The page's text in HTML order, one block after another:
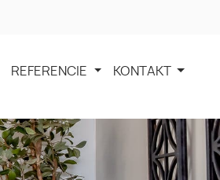
REFERENCIE KONTAKT